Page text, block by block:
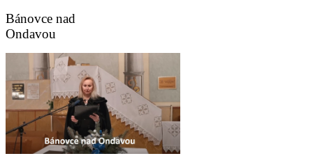
Bánovce nad
Ondavou